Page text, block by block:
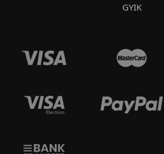
GYIK